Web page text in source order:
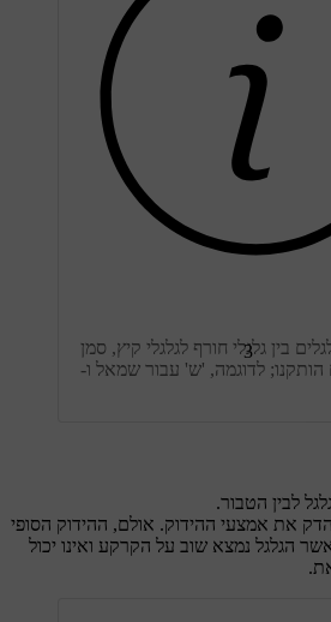
בין גלגלי חורף לגלגלי קיץ, סמן
לדוגמה, 'ש' עבור שמאל ו-
לבין הטבור.
את אמצעי ההידוק. אולם, ההידוק הסופי
הגלגל נמצא שוב על הקרקע ואינו יכול
3